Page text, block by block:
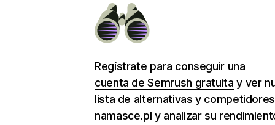
Regístrate para conseguir una
cuenta de Semrush gratuita y ver
lista de alternativas y
namasce.pl y analizar su